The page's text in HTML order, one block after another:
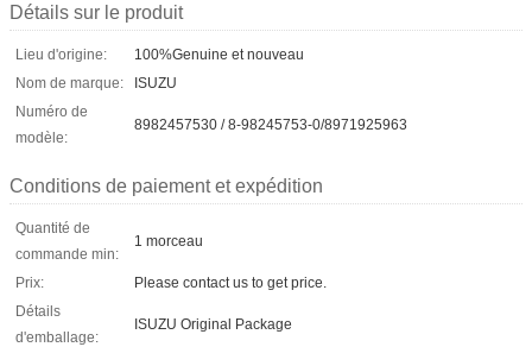
Détails sur le produit
Lieu d'origine:
100%Genuine et nouveau
Nom de marque:
ISUZU
Numéro de
modèle:
8982457530 / 8-98245753-0/8971925963
Conditions de paiement et expédition
Quantité de
commande min:
1 morceau
Prix:
Please contact us to get price.
Détails
d'emballage:
ISUZU Original Package